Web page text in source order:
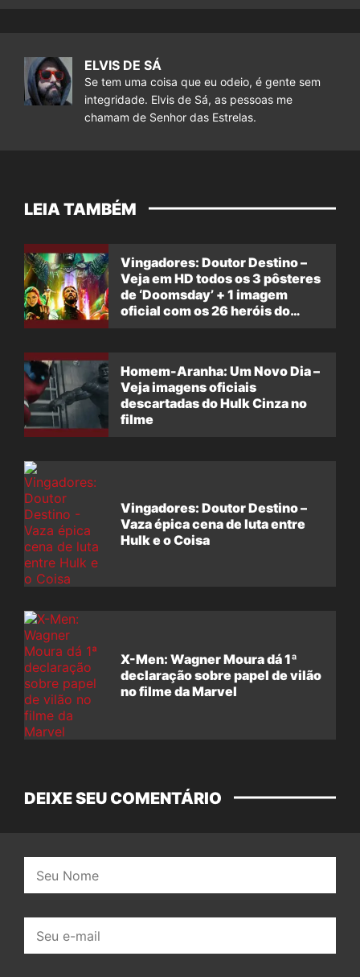
ELVIS DE SÁ
Se tem uma coisa que eu odeio, é gente sem
integridade. Elvis de Sá, as pessoas me
chamam de Senhor das Estrelas.
LEIA TAMBÉM
Vingadores: Doutor Destino –
Veja em HD todos os 3 pôsteres
de ‘Doomsday’ + 1 imagem
oficial com os 26 heróis do
Homem-Aranha: Um Novo Dia –
Veja imagens oficiais
descartadas do Hulk Cinza no
filme
Vingadores: Doutor Destino –
Vaza épica cena de luta entre
Hulk e o Coisa
X-Men: Wagner Moura dá 1ª
declaração sobre papel de vilão
no filme da Marvel
DEIXE SEU COMENTÁRIO
mail: